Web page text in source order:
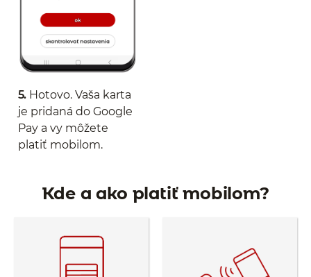
5. Hotovo. Vaša karta
je pridaná do Google
Pay a vy môžete
platiť mobilom.
Kde a ako platiť mobilom?